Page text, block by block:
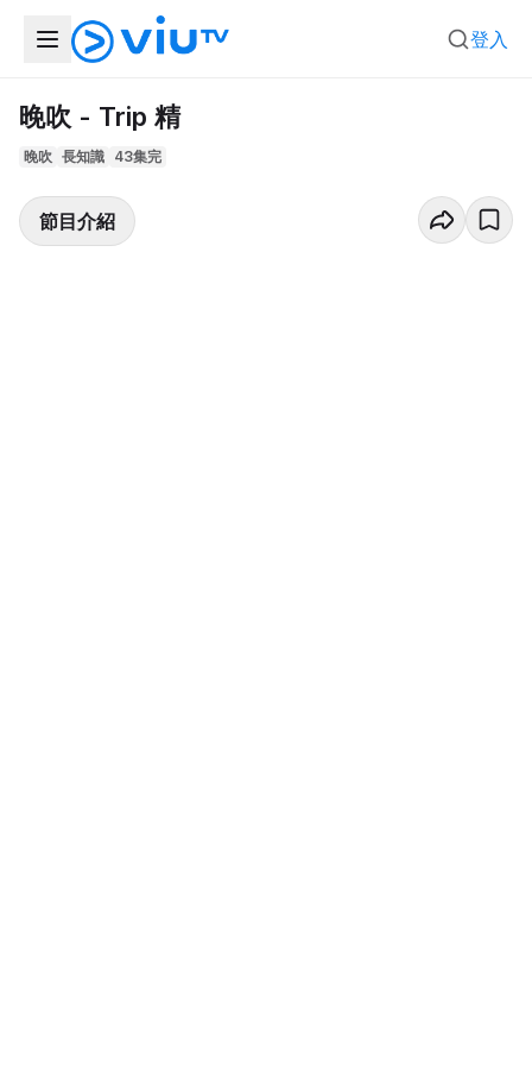
登入
晚吹 - Trip 精
晚吹 長知識 43集完
節目介紹